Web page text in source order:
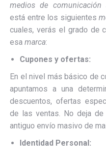
medios de comunicación
está entre los siguientes
cuales, verás el grado de
esa marca:
Cupones y ofertas:
En el nivel más básico de
apuntamos a una
descuentos, ofertas
de las ventas. No deja
antiguo envío masivo de
Identidad Personal: